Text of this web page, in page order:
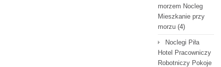
morzem Nocleg
Mieszkanie przy
morzu (4)
Noclegi Piła
Hotel Pracowniczy
Robotniczy Pokoje